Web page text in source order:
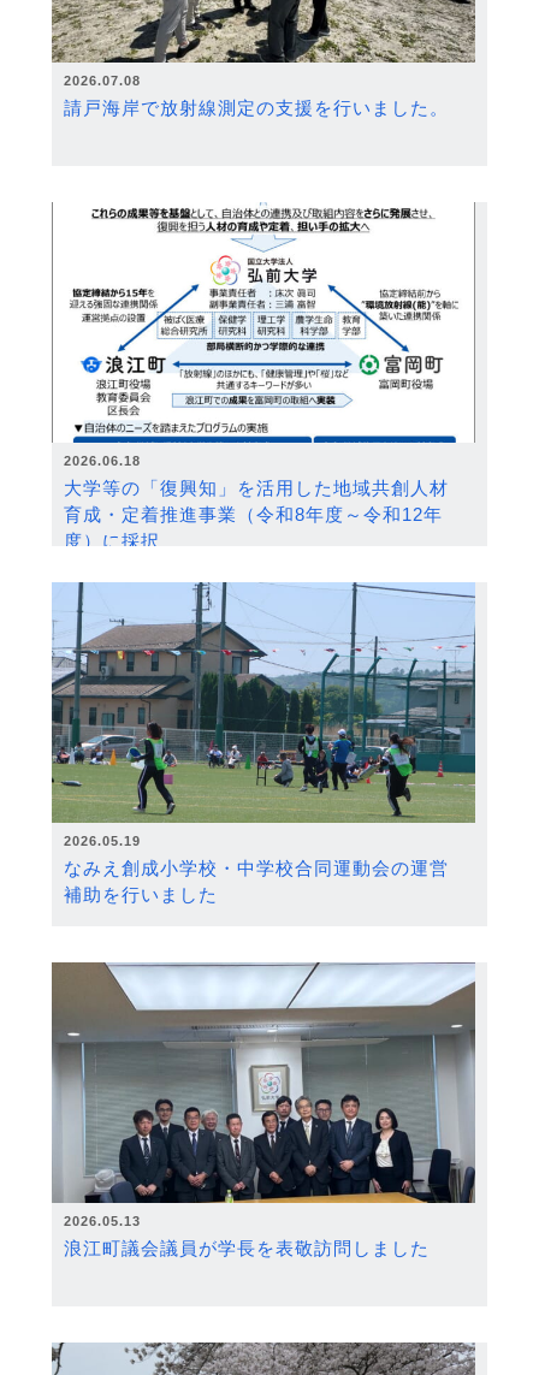
2026.07.08
請戸海岸で放射線測定の支援を行いました。
2026.06.18
大学等の「復興知」を活用した地域共創人材
育成・定着推進事業（令和8年度～令和12年
度）に採択
2026.05.19
なみえ創成小学校・中学校合同運動会の運営
補助を行いました
2026.05.13
浪江町議会議員が学長を表敬訪問しました